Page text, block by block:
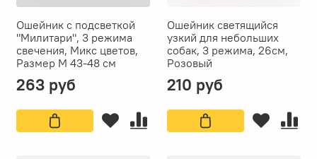
Ошейник с подсветкой
"Милитари", 3 режима
свечения, Микс цветов,
Размер М 43-48 см
263 руб
Ошейник светящийся
узкий для небольших
собак, 3 режима, 26см,
Розовый
210 руб